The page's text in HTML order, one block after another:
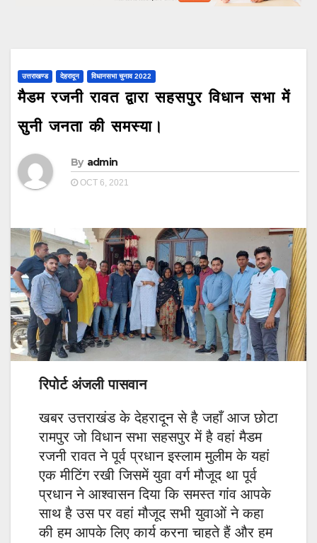
उत्तराखण्ड देहरादून विधानसभा चुनाव 2022
मैडम रजनी रावत द्वारा सहसपुर विधान सभा में
सुनी जनता की समस्या।
By admin
OCT 6, 2021
रिपोर्ट अंजली पासवान
खबर उत्तराखंड के देहरादून से है जहाँ आज छोटा
रामपुर जो विधान सभा सहसपुर में है वहां मैडम
रजनी रावत ने पूर्व प्रधान इस्लाम मुलीम के यहां
एक मीटिंग रखी जिसमें युवा वर्ग मौजूद था पूर्व
प्रधान ने आश्वासन दिया कि समस्त गांव आपके
साथ है उस पर वहां मौजूद सभी युवाओं ने कहा
की हम आपके लिए कार्य करना चाहते हैं और हम